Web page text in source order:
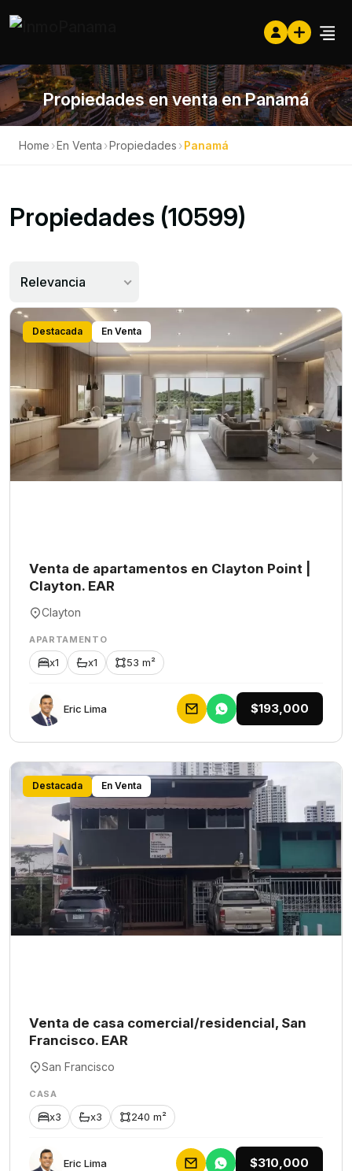
Propiedades en venta en Panamá
Home ›En Venta ›Propiedades ›Panamá
Propiedades (10599)
Relevancia
Destacada En Venta
Venta de apartamentos en Clayton Point |
Clayton. EAR
Clayton
APARTAMENTO
x1 x1 53 m²
Eric Lima $193,000
Destacada En Venta
Venta de casa comercial/residencial, San
Francisco. EAR
San Francisco
CASA
x3 x3 240 m²
Eric Lima $310,000